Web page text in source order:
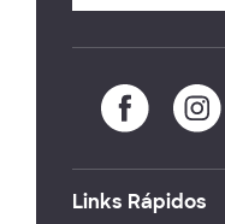
Links Rápidos